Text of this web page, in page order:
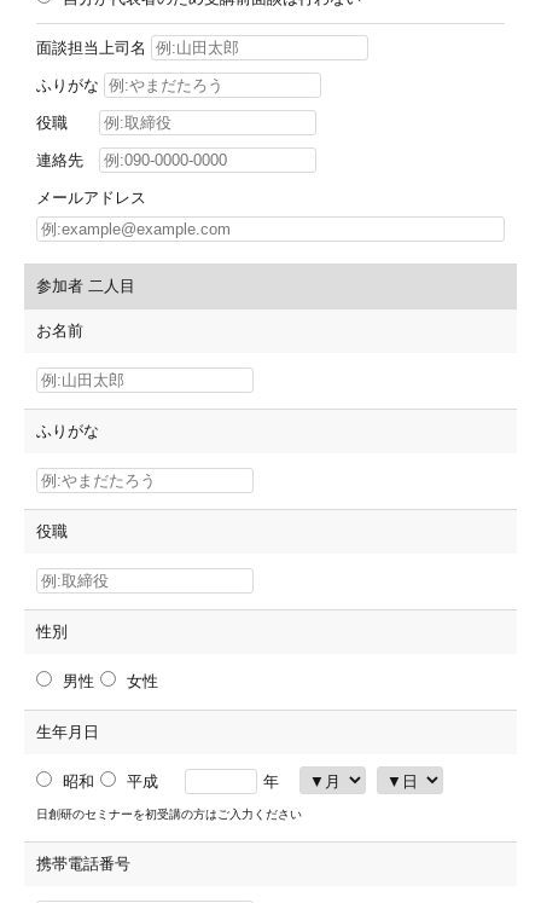
面談担当上司名
ふりがな
役職
連絡先
メールアドレス
参加者 二人目
お名前
ふりがな
役職
性別
男性 女性
生年月日
昭和 平成 年
日創研のセミナーを初受講の方はご入力ください
携帯電話番号